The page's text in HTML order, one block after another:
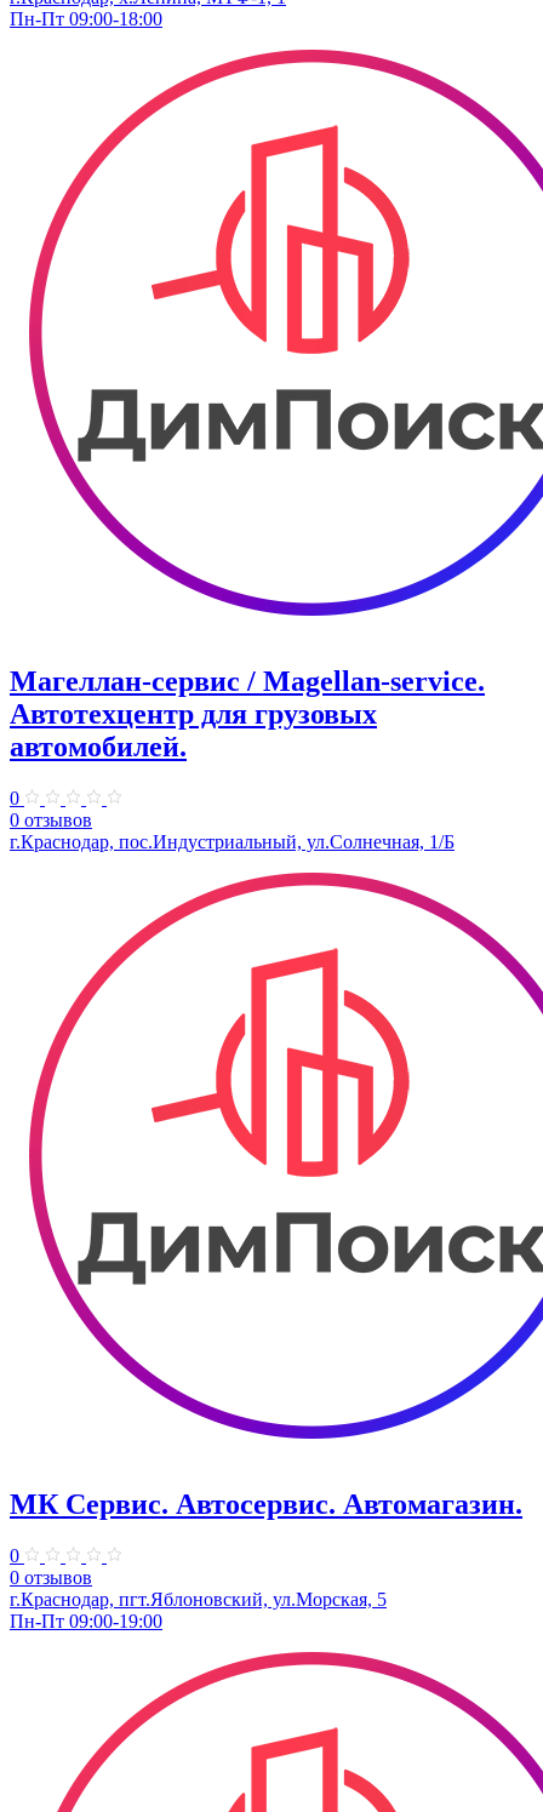
Пн-Пт 09:00-18:00
Магеллан-сервис / Magellan-service.
Автотехцентр для грузовых
автомобилей.
0
0 отзывов
г.Краснодар, пос.Индустриальный, ул.Солнечная, 1/Б
МК Сервис. Автосервис. Автомагазин.
0
0 отзывов
г.Краснодар, пгт.Яблоновский, ул.Морская, 5
Пн-Пт 09:00-19:00